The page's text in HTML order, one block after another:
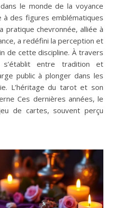
le monde de la voyance
des figures emblématiques
pratique chevronnée, alliée à
a redéfini la perception et
de cette discipline. À travers
entre tradition et
public à plonger dans les
L’héritage du tarot et son
Ces dernières années, le
de cartes, souvent perçu